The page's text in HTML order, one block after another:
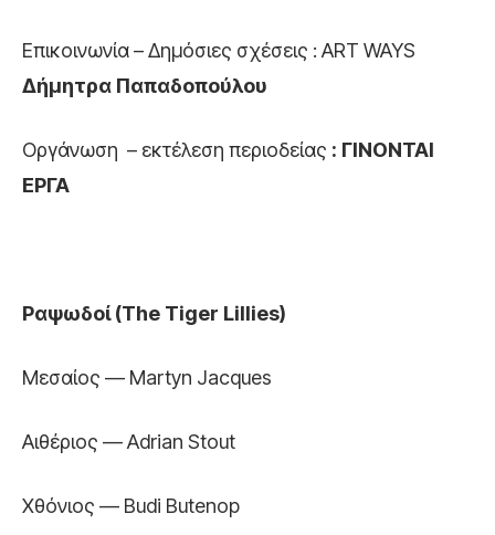
Επικοινωνία – Δημόσιες σχέσεις : ART WAYS
Δήμητρα Παπαδοπούλου
Οργάνωση – εκτέλεση περιοδείας : ΓΙΝΟΝΤΑΙ
ΕΡΓΑ
Ραψωδοί (The Tiger Lillies)
Μεσαίος — Martyn Jacques
Aιθέριος — Adrian Stout
Χθόνιος — Budi Butenop